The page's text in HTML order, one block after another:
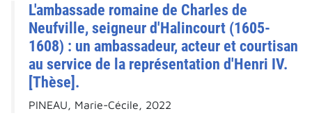
L'ambassade romaine de Charles de
Neufville, seigneur d'Halincourt (1605-
1608) : un ambassadeur, acteur et courtisan
au service de la représentation d'Henri IV.
[Thèse].
PINEAU, Marie-Cécile, 2022